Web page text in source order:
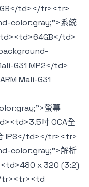
td></tr><tr>
color:gray;">系統
td>
G31 MP2</td>
Mali-G31
螢幕
吋 OCA全
IPS</td></tr><tr>
color:gray;">解析
x 320 (3:2)
tr><tr><td